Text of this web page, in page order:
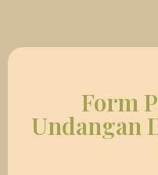
Form
Undangan